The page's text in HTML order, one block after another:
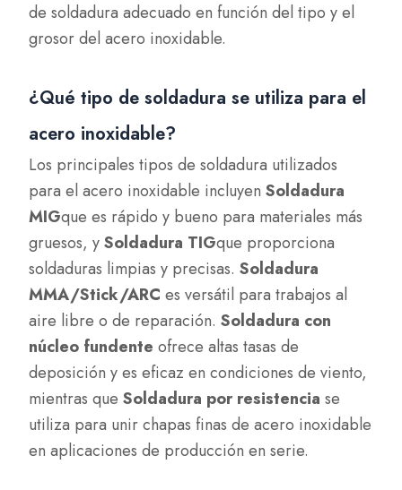
de soldadura adecuado en función del tipo y el
grosor del acero inoxidable.
¿Qué tipo de soldadura se utiliza para el
acero inoxidable?
Los principales tipos de soldadura utilizados
para el acero inoxidable incluyenSoldadura
MIGque es rápido y bueno para materiales más
gruesos, ySoldadura TIGque proporciona
soldaduras limpias y precisas.Soldadura
MMA/Stick/ARC es versátil para trabajos al
aire libre o de reparación.Soldadura con
núcleo fundente ofrece altas tasas de
deposición y es eficaz en condiciones de viento,
mientras queSoldadura por resistencia se
utiliza para unir chapas finas de acero inoxidable
en aplicaciones de producción en serie.